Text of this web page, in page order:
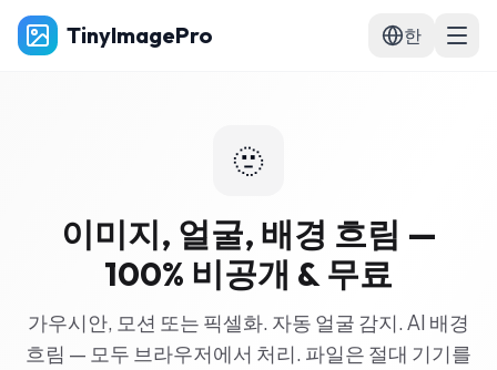
TinyImagePro 한
🫥
이미지, 얼굴, 배경 흐림 —
100% 비공개 & 무료
가우시안, 모션 또는 픽셀화. 자동 얼굴 감지. AI 배경
흐림 — 모두 브라우저에서 처리. 파일은 절대 기기를